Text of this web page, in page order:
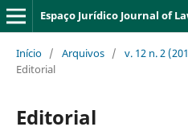
Espaço Jurídico Journal of
Início / Arquivos / v. 12 n. 2
Editorial
Editorial